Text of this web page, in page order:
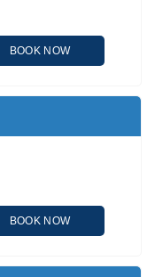
BOOK NOW
BOOK NOW